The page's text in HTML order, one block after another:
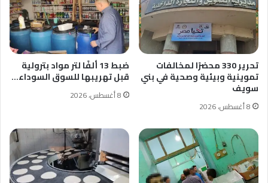
الخبرات
تحرير 330 محضرًا لمخالفات
تموينية وبيئية وصحية في بني
سويف
8 أغسطس، 2026
ضبط 13 ألفًا لتر مواد بترولية
قبل تهريبها للسوق السوداء…
8 أغسطس، 2026